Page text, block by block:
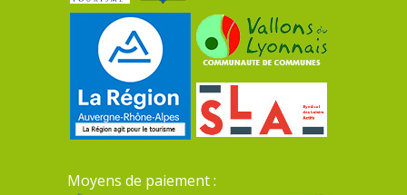
Moyens de paiement :